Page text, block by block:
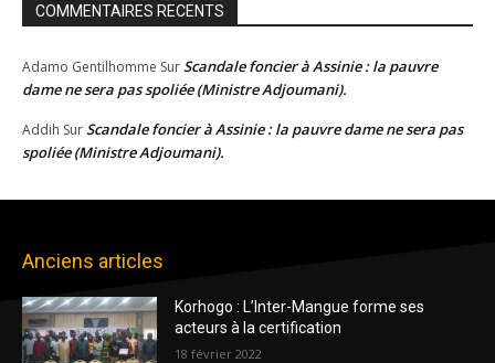
COMMENTAIRES RECENTS
Adamo Gentilhomme SurScandale foncier à Assinie : la pauvre
dame ne sera pas spoliée (Ministre Adjoumani).
Addih SurScandale foncier à Assinie : la pauvre dame ne sera pas
spoliée (Ministre Adjoumani).
Anciens articles
Korhogo : L’Inter-Mangue forme ses
acteurs à la certification
18 février 2022